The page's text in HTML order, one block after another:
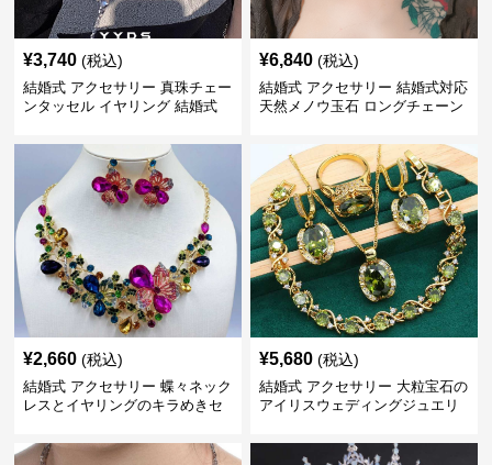
¥3,740 (税込)
結婚式 アクセサリー 真珠チェー
ンタッセル イヤリング 結婚式
¥6,840 (税込)
結婚式 アクセサリー 結婚式対応
天然メノウ玉石 ロングチェーン
¥2,660 (税込)
結婚式 アクセサリー 蝶々ネック
レスとイヤリングのキラめきセ
¥5,680 (税込)
結婚式 アクセサリー 大粒宝石の
アイリスウェディングジュエリ